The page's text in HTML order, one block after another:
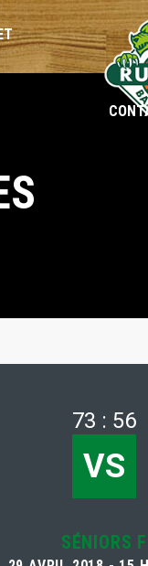
MINIMES
LOISIRS
73 : 56
VS
SÉNIORS F